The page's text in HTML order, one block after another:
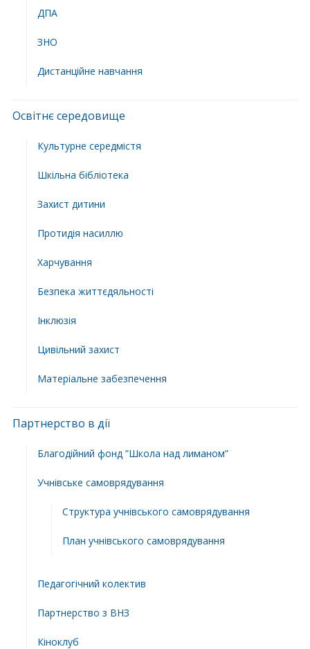
ДПА
ЗНО
Дистанційне навчання
Освітнє середовище
Культурне середмістя
Шкільна бібліотека
Захист дитини
Протидія насиллю
Харчування
Безпека життєдяльності
Інклюзія
Цивільний захист
Матеріальне забезпечення
Партнерство в дії
Благодійний фонд ”Школа над лиманом”
Учнівське самоврядування
Структура учнiвського самоврядування
План учнiвського самоврядування
Педагогічний колектив
Партнерство з ВНЗ
Кіноклуб